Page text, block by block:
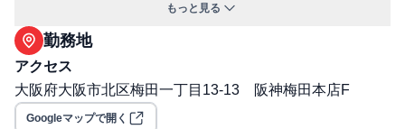
拠出年金あり）
交通費支給: 有
保険: 社会保険完備（健康保険・厚生年金・雇用保険・労
災保険）
もっと見る
勤務地
アクセス
大阪府大阪市北区梅田一丁目13-13 阪神梅田本店F
Googleマップで開く